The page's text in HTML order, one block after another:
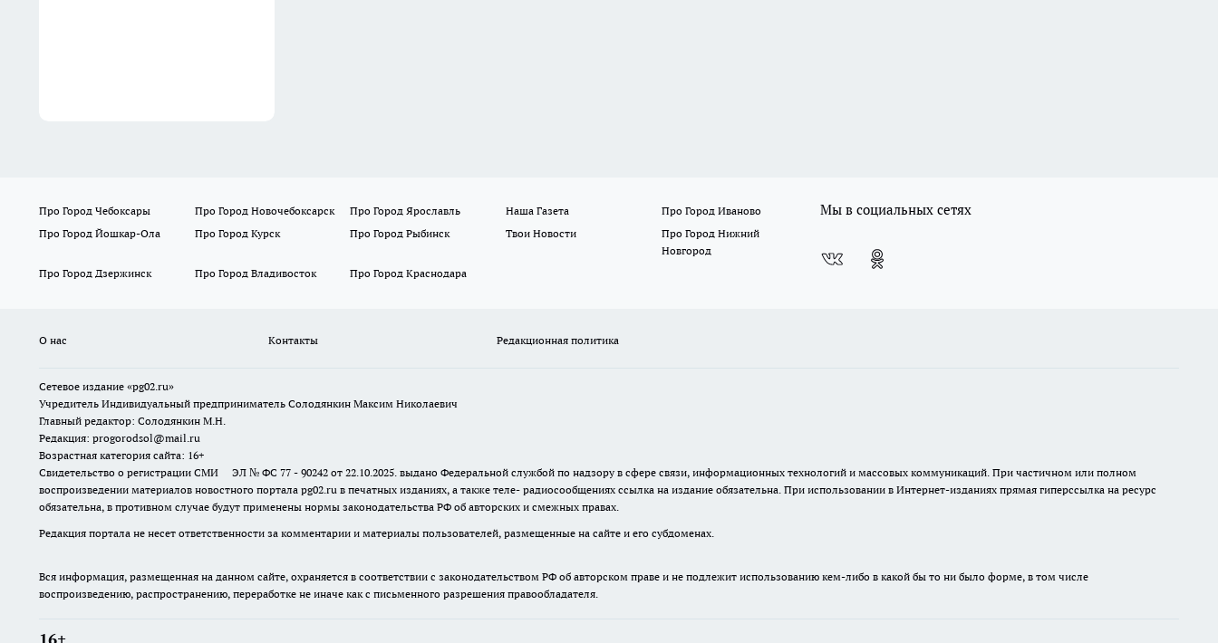
Про Город Чебоксары Про Город Новочебоксарск Про Город Ярославль Наша Газета
Про Город Иваново
Про Город Йошкар-Ола
Про Город Курск Про Город Рыбинск Твои Новости
Про Город Нижний
Новгород
Про Город Дзержинск
Про Город Владивосток Про Город Краснодара
Мы в социальных сетях
О нас Контакты Редакционная политика
Сетевое издание «pg02.ru»
Учредитель Индивидуальный предприниматель Солодянкин Максим Николаевич
Главный редактор: Солодянкин М.Н.
Редакция: progorodsol@mail.ru
Возрастная категория сайта: 16+
Свидетельство о регистрации СМИ ЭЛ № ФС 77 - 90242 от 22.10.2025. выдано Федеральной службой по надзору в сфере связи, информационных технологий и массовых коммуникаций. При частичном или полном
воспроизведении материалов новостного портала pg02.ru в печатных изданиях, а также теле- радиосообщениях ссылка на издание обязательна. При использовании в Интернет-изданиях прямая гиперссылка на ресурс
обязательна, в противном случае будут применены нормы законодательства РФ об авторских и смежных правах.
Редакция портала не несет ответственности за комментарии и материалы пользователей, размещенные на сайте и его субдоменах.
Вся информация, размещенная на данном сайте, охраняется в соответствии с законодательством РФ об авторском праве и не подлежит использованию кем-либо в какой бы то ни было форме, в том числе
воспроизведению, распространению, переработке не иначе как с письменного разрешения правообладателя.